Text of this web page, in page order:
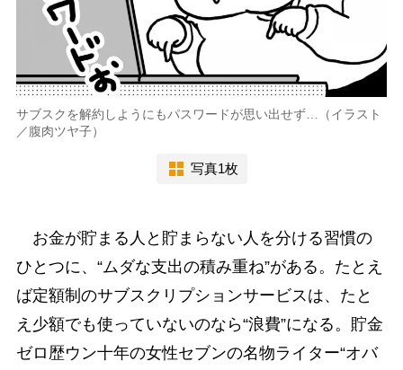
サブスクを解約しようにもパスワードが思い出せず…（イラスト
／腹肉ツヤ子）
写真1枚
お金が貯まる人と貯まらない人を分ける習慣の
ひとつに、“ムダな支出の積み重ね”がある。たとえ
ば定額制のサブスクリプションサービスは、たと
え少額でも使っていないのなら“浪費”になる。貯金
ゼロ歴ウン十年の女性セブンの名物ライター“オバ